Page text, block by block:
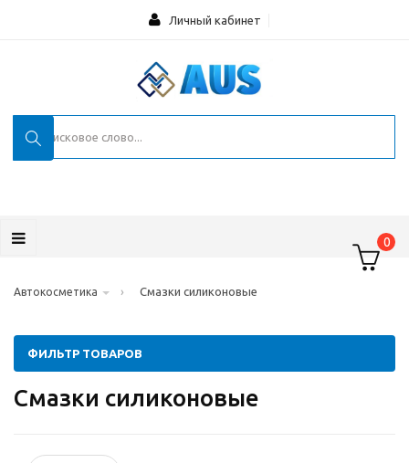
Личный кабинет
0
Автокосметика › Смазки силиконовые
ФИЛЬТР ТОВАРОВ
Смазки силиконовые